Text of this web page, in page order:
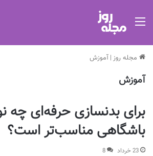
مجله روز | آموزش
آموزش
برای بدنسازی حرفه‌ای
باشگاهی مناسب‌تر است؟
23 خرداد 8